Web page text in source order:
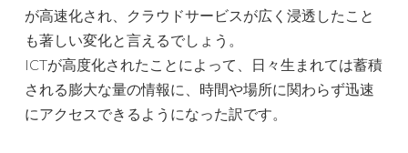
が高速化され、クラウドサービスが広く浸透したこと
も著しい変化と言えるでしょう。
ICTが高度化されたことによって、日々生まれては蓄積
される膨大な量の情報に、時間や場所に関わらず迅速
にアクセスできるようになった訳です。